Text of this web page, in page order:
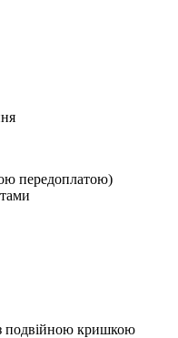
передоплатою)
подвійною кришкою